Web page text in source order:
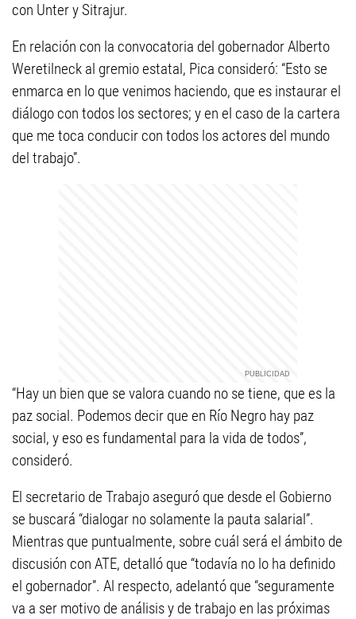
con Unter y Sitrajur.
En relación con la convocatoria del gobernador Alberto
Weretilneck al gremio estatal, Pica consideró: “Esto se
enmarca en lo que venimos haciendo, que es instaurar el
diálogo con todos los sectores; y en el caso de la cartera
que me toca conducir con todos los actores del mundo
del trabajo”.
“Hay un bien que se valora cuando no se tiene, que es la
paz social. Podemos decir que en Río Negro hay paz
social, y eso es fundamental para la vida de todos”,
consideró.
El secretario de Trabajo aseguró que desde el Gobierno
se buscará “dialogar no solamente la pauta salarial”.
Mientras que puntualmente, sobre cuál será el ámbito de
discusión con ATE, detalló que “todavía no lo ha definido
el gobernador”. Al respecto, adelantó que “seguramente
va a ser motivo de análisis y de trabajo en las próximas